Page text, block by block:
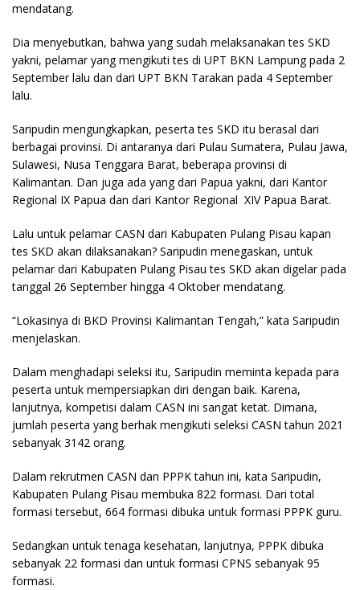
mendatang.
Dia menyebutkan, bahwa yang sudah melaksanakan tes SKD
yakni, pelamar yang mengikuti tes di UPT BKN Lampung pada 2
September lalu dan dari UPT BKN Tarakan pada 4 September
lalu.
Saripudin mengungkapkan, peserta tes SKD itu berasal dari
berbagai provinsi. Di antaranya dari Pulau Sumatera, Pulau Jawa,
Sulawesi, Nusa Tenggara Barat, beberapa provinsi di
Kalimantan. Dan juga ada yang dari Papua yakni, dari Kantor
Regional IX Papua dan dari Kantor Regional XIV Papua Barat.
Lalu untuk pelamar CASN dari Kabupaten Pulang Pisau kapan
tes SKD akan dilaksanakan? Saripudin menegaskan, untuk
pelamar dari Kabupaten Pulang Pisau tes SKD akan digelar pada
tanggal 26 September hingga 4 Oktober mendatang.
“Lokasinya di BKD Provinsi Kalimantan Tengah,” kata Saripudin
menjelaskan.
Dalam menghadapi seleksi itu, Saripudin meminta kepada para
peserta untuk mempersiapkan diri dengan baik. Karena,
lanjutnya, kompetisi dalam CASN ini sangat ketat. Dimana,
jumlah peserta yang berhak mengikuti seleksi CASN tahun 2021
sebanyak 3142 orang.
Dalam rekrutmen CASN dan PPPK tahun ini, kata Saripudin,
Kabupaten Pulang Pisau membuka 822 formasi. Dari total
formasi tersebut, 664 formasi dibuka untuk formasi PPPK guru.
Sedangkan untuk tenaga kesehatan, lanjutnya, PPPK dibuka
sebanyak 22 formasi dan untuk formasi CPNS sebanyak 95
formasi.